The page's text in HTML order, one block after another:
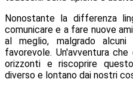
Nonostante la differenza
comunicare e a fare nuove
al meglio, malgrado
favorevole. Un'avventura
orizzonti e riscoprire
diverso e lontano dai nostri